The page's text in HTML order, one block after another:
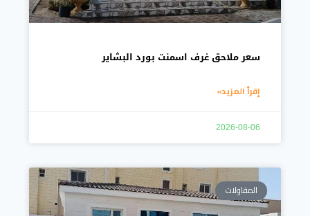
سعر ملاحق غرف اسمنت بورد البشاير
إقرأ المزيد»
2026-08-06
المقاولات